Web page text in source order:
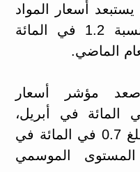
أسعار المواد
الغذائية والطاقة، ارتفع بنسبة 1.2 في المائة
الماضي.
مؤشر أسعار
بنسبة 0.3 في المائة في أبريل،
ليخالف بذلك منحى نزوليا بلغ 0.7 في المائة في
الموسمي